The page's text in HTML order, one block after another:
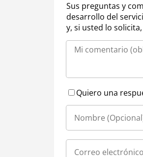
Sus preguntas y
desarrollo del
y, si usted lo
Quiero una